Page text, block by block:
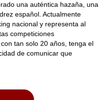
una auténtica hazaña, una
español. Actualmente
nacional y representa al
competiciones
tan solo 20 años, tenga el
de comunicar que